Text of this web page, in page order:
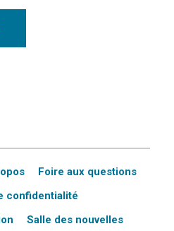
Foire aux questions
confidentialité
Salle des nouvelles